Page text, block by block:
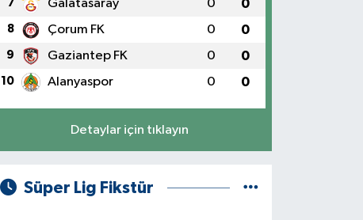
7 Galatasaray 0 0
8 Çorum FK 0 0
9 Gaziantep FK 0 0
10 Alanyaspor 0 0
Detaylar için tıklayın
Süper Lig Fikstür